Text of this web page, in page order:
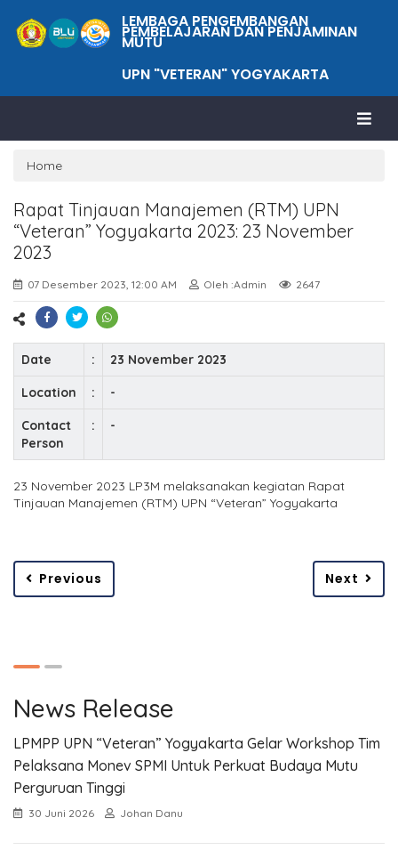
LEMBAGA PENGEMBANGAN
PEMBELAJARAN DAN PENJAMINAN
MUTU
UPN "VETERAN" YOGYAKARTA
Home
Rapat Tinjauan Manajemen (RTM) UPN
“Veteran” Yogyakarta 2023: 23 November
2023
07 Desember 2023, 12:00 AM Oleh :Admin 2647
Date : 23 November 2023
Location : -
Contact
Person
: -
23 November 2023 LP3M melaksanakan kegiatan Rapat
Tinjauan Manajemen (RTM) UPN “Veteran” Yogyakarta
Previous Next
News Release
LPMPP UPN “Veteran” Yogyakarta Gelar Workshop Tim
Pelaksana Monev SPMI Untuk Perkuat Budaya Mutu
Perguruan Tinggi
30 Juni 2026 Johan Danu